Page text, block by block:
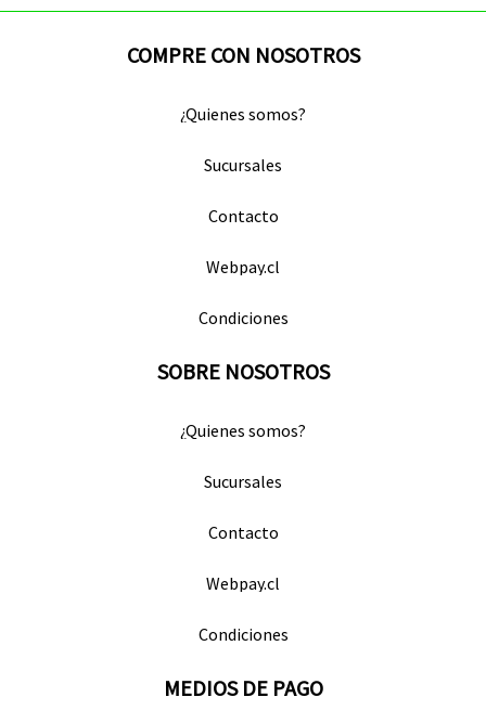
COMPRE CON NOSOTROS
¿Quienes somos?
Sucursales
Contacto
Webpay.cl
Condiciones
SOBRE NOSOTROS
¿Quienes somos?
Sucursales
Contacto
Webpay.cl
Condiciones
MEDIOS DE PAGO